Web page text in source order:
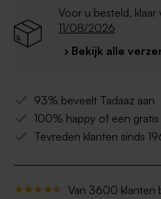
Voor u besteld,
11/08/2026
› Bekijk alle
93% beveelt Tadaaz aan
100% happy of een
Tevreden klanten sinds
Van 3600 klanten